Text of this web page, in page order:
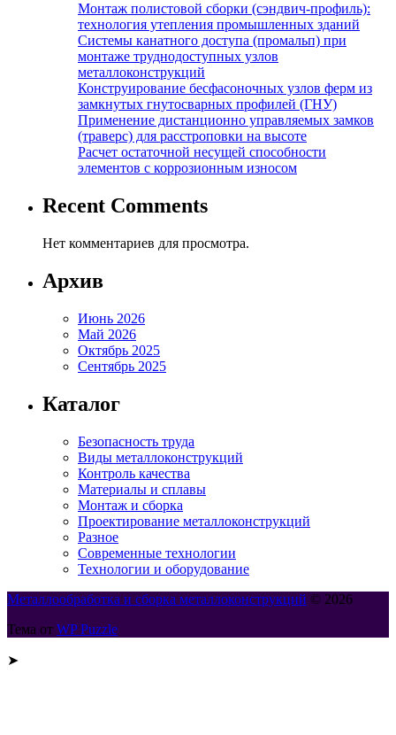
Монтаж полистовой сборки (сэндвич-профиль):
технология утепления промышленных зданий
Системы канатного доступа (промальп) при
монтаже труднодоступных узлов
металлоконструкций
Конструирование бесфасоночных узлов ферм из
замкнутых гнутосварных профилей (ГНУ)
Применение дистанционно управляемых замков
(траверс) для расстроповки на высоте
Расчет остаточной несущей способности
элементов с коррозионным износом
Recent Comments
Нет комментариев для просмотра.
Архив
Июнь 2026
Май 2026
Октябрь 2025
Сентябрь 2025
Каталог
Безопасность труда
Виды металлоконструкций
Контроль качества
Материалы и сплавы
Монтаж и сборка
Проектирование металлоконструкций
Разное
Современные технологии
Технологии и оборудование
Металлообработка и сборка металлоконструкций © 2026
Тема от WP Puzzle
➤